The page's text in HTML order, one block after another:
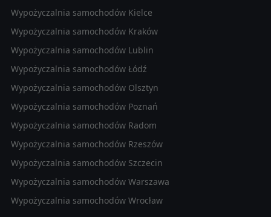
Wypożyczalnia samochodów Kielce
Wypożyczalnia samochodów Kraków
Wypożyczalnia samochodów Lublin
Wypożyczalnia samochodów Łódź
Wypożyczalnia samochodów Olsztyn
Wypożyczalnia samochodów Poznań
Wypożyczalnia samochodów Radom
Wypożyczalnia samochodów Rzeszów
Wypożyczalnia samochodów Szczecin
Wypożyczalnia samochodów Warszawa
Wypożyczalnia samochodów Wrocław